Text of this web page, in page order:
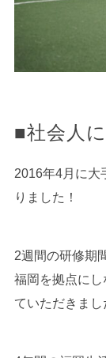
■社会人
2016年4月に大
りました！
2週間の研修期
福岡を拠点に
ていただきまし